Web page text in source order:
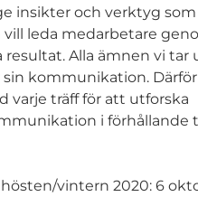
insikter och verktyg
leda medarbetare
Alla ämnen vi tar
sin kommunikation. Därför
varje träff för att utforska
i förhållande
vintern 2020: 6